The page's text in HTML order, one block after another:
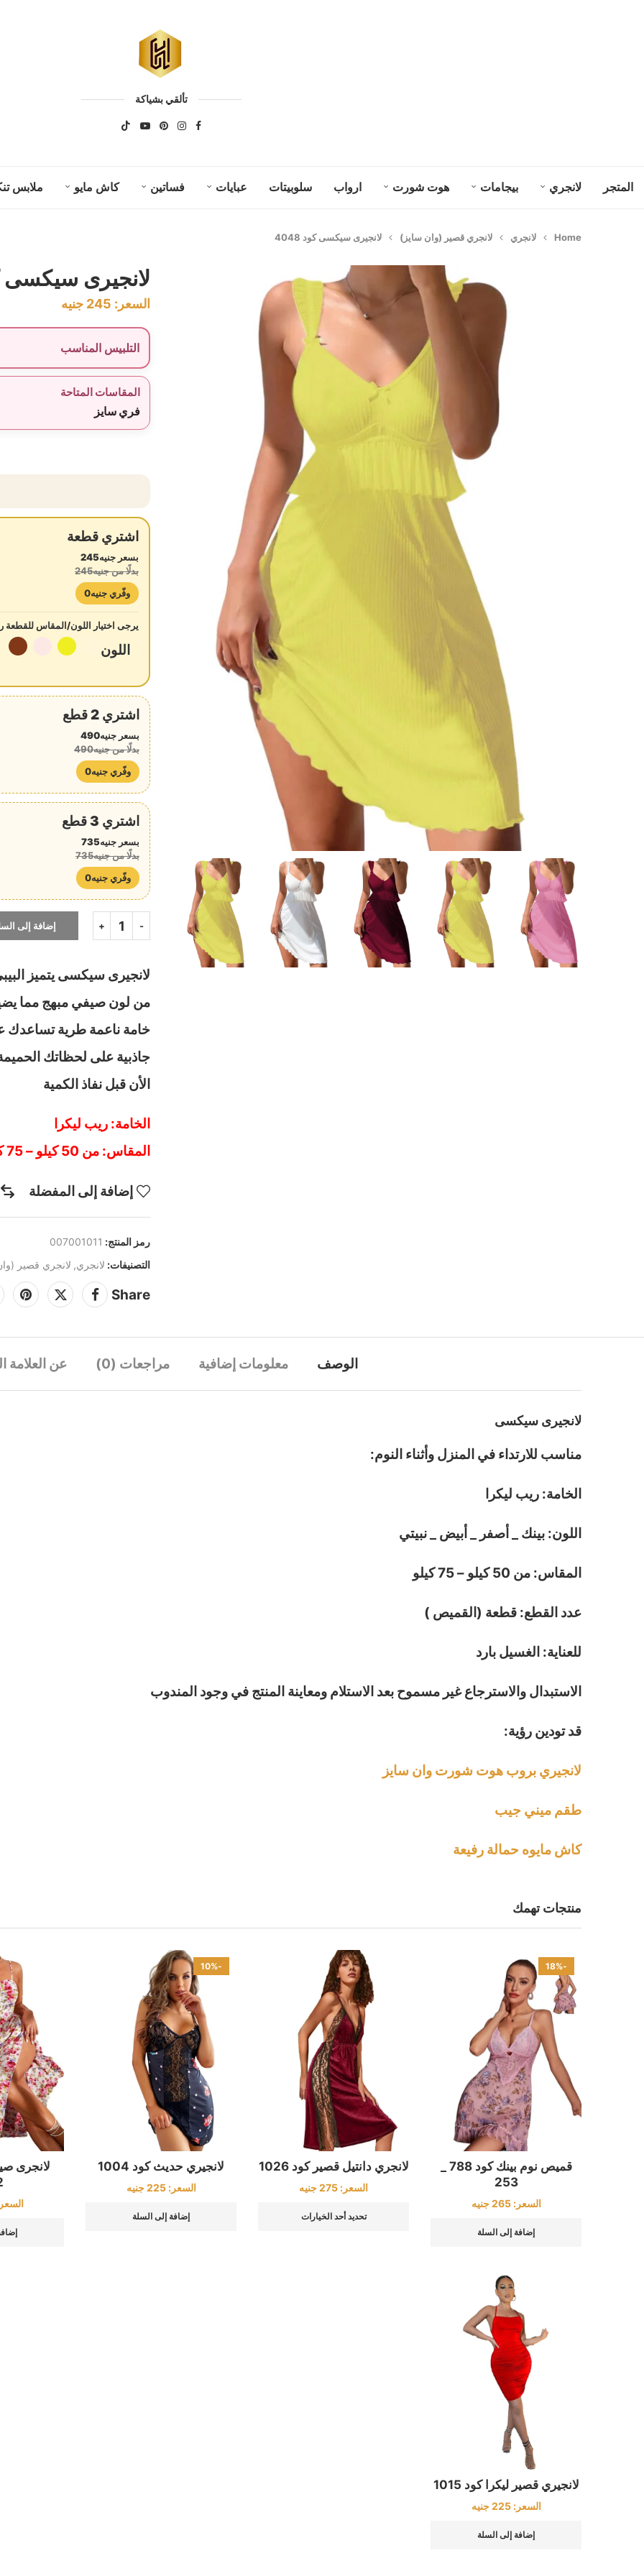
تألقي بشياكة
المتجر لانجري بيجامات هوت شورت ارواب سلوبيتات عبايات فساتين كاش مايو ملابس
Home لانجري لانجري قصير (وان سايز) لانجيرى سيكسى كود 4048
لانجيرى سيكسى
السعر: 245 جنيه
التلبيس المناسب
المقاسات المتاحة
فري سايز
اشتري قطعة
بسعر جنيه245
بدلًا من جنيه245
وفّري جنيه0
يرجى اختيار اللون/المقاس للقطعة
اللون
اشتري 2 قطع
بسعر جنيه490
بدلًا من جنيه490
وفّري جنيه0
اشتري 3 قطع
بسعر جنيه735
بدلًا من جنيه735
وفّري جنيه0
إضافة إلى
لانجيرى سيكسى يتميز
من لون صيفي مبهج مما
خامة ناعمة طرية
الأن قبل نفاذ الكمية
الخامة: ريب ليكرا
المقاس: من 50 كيلو – 75 كيلو
إضافة إلى المفضلة
رمز المنتج: 007001011
التصنيفات: لانجري, لانجري قصير
Share
الوصف معلومات إضافية مراجعات (0) عن العلامة
لانجيرى سيكسى
مناسب للارتداء في المنزل وأثناء النوم:
الخامة: ريب ليكرا
اللون: بينك _ أصفر _ أبيض _ نبيتي
المقاس: من 50 كيلو – 75 كيلو
عدد القطع: قطعة (القميص )
للعناية: الغسيل بارد
الاستبدال والاسترجاع غير مسموح بعد الاستلام ومعاينة المنتج في وجود المندوب
قد تودين رؤية:
لانجيري بروب هوت شورت وان سايز
طقم ميني جيب
كاش مايوه حمالة رفيعة
منتجات تهمك
-18%
253
السعر:265 جنيه
إضافة إلى السلة
لانجري دانتيل قصير كود 1026
السعر: 275جنيه
تحديد أحد الخيارات
-10%
لانجيري حديث كود 1004
السعر:225 جنيه
إضافة إلى السلة
لانجرى
لانجيري قصير ليكرا كود 1015
السعر:225 جنيه
إضافة إلى السلة